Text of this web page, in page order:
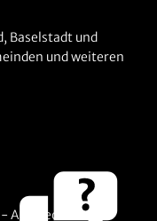
Baselstadt und
und weiteren
Rechte